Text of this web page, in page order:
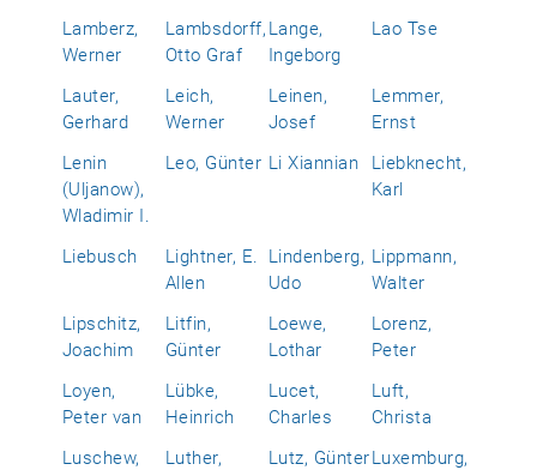
Lamberz,
Werner
Lambsdorff,
Otto Graf
Lange,
Ingeborg
Lao Tse
Lauter,
Gerhard
Leich,
Werner
Leinen,
Josef
Lemmer,
Ernst
Lenin
(Uljanow),
Wladimir I.
Leo, Günter Li Xiannian
Liebknecht,
Karl
Liebusch
Lightner, E.
Allen
Lindenberg,
Udo
Lippmann,
Walter
Lipschitz,
Joachim
Litfin,
Günter
Loewe,
Lothar
Lorenz,
Peter
Loyen,
Peter van
Lübke,
Heinrich
Lucet,
Charles
Luft,
Christa
Luschew,
Luther,
Lutz, GünterLuxemburg,